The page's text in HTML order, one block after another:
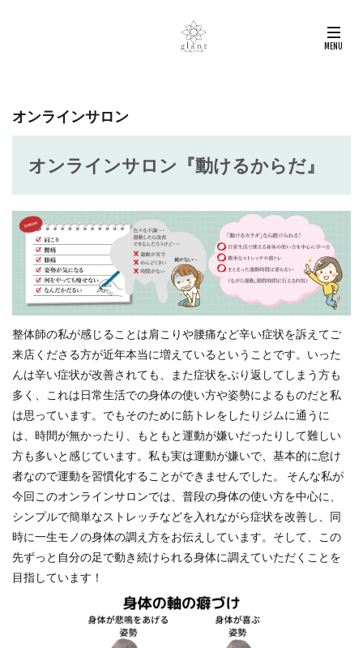
オンラインサロン
オンラインサロン『動けるからだ』
整体師の私が感じることは肩こりや腰痛など辛い症状を訴えてご
来店くださる方が近年本当に増えているということです。いった
んは辛い症状が改善されても、また症状をぶり返してしまう方も
多く、これは日常生活での身体の使い方や姿勢によるものだと私
は思っています。でもそのために筋トレをしたりジムに通うに
は、時間が無かったり、もともと運動が嫌いだったりして難しい
方も多いと感じています。私も実は運動が嫌いで、基本的に怠け
者なので運動を習慣化することができませんでした。 そんな私が
今回このオンラインサロンでは、普段の身体の使い方を中心に、
シンプルで簡単なストレッチなどを入れながら症状を改善し、同
時に一生モノの身体の調え方をお伝えしています。そして、この
先ずっと自分の足で動き続けられる身体に調えていただくことを
目指しています！